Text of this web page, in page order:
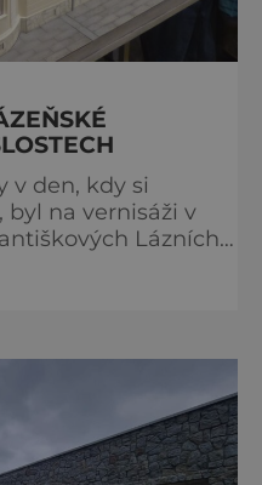
v den, kdy si
na vernisáži v
Lázních
s touto významnou